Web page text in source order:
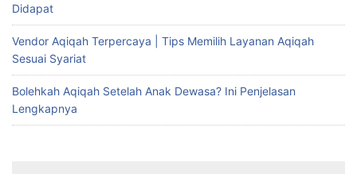
Didapat
Vendor Aqiqah Terpercaya | Tips Memilih Layanan Aqiqah
Sesuai Syariat
Bolehkah Aqiqah Setelah Anak Dewasa? Ini Penjelasan
Lengkapnya